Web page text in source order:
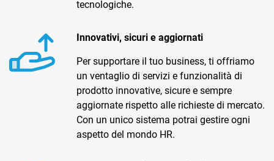
CRM
Email Marketing
tecnologiche.
Innovativi, sicuri e aggiornati
Per supportare il tuo business, ti offriamo
un ventaglio di servizi e funzionalità di
prodotto innovative, sicure e sempre
aggiornate rispetto alle richieste di mercato.
Con un unico sistema potrai gestire ogni
aspetto del mondo HR.